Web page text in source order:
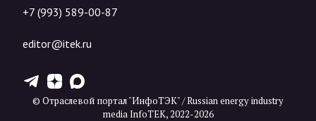
+7 (993) 589-00-87
editor@itek.ru
T Z X
© Отраслевой портал "ИнфоТЭК" / Russian energy industry
media InfoTEK, 2022-2026